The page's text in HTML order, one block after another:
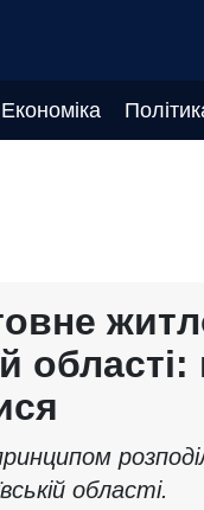
Економіка
області.